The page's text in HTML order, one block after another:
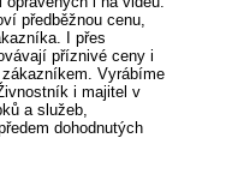
předběžnou cenu,
I přes
příznivé ceny i
Vyrábíme
i majitel v
a služeb,
dohodnutých